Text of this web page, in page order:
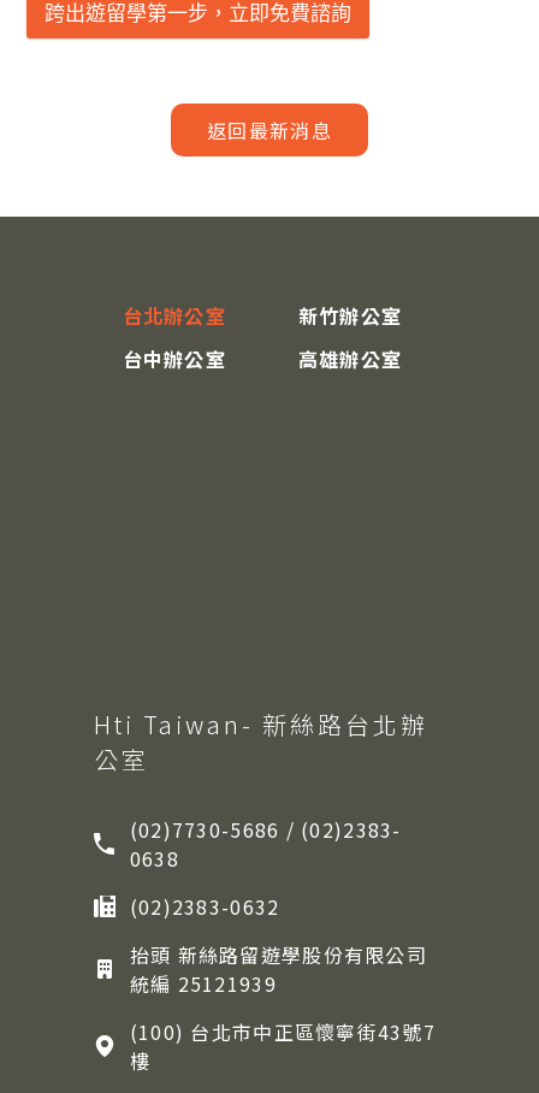
跨出遊留學第一步，立即免費諮詢
返回最新消息
台北辦公室
新竹辦公室
台中辦公室
高雄辦公室
Hti Taiwan- 新絲路台北辦
公室
(02)7730-5686 / (02)2383-
0638
(02)2383-0632
抬頭 新絲路留遊學股份有限公司
統編 25121939
(100) 台北市中正區懷寧街43號7
樓